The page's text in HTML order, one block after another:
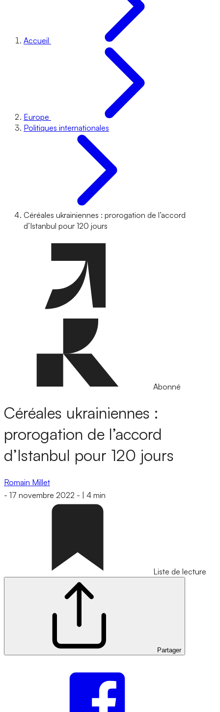
Accueil
Europe
Politiques internationales
Céréales ukrainiennes : prorogation de l’accord
d’Istanbul pour 120 jours
Abonné
Céréales ukrainiennes :
prorogation de l’accord
d’Istanbul pour 120 jours
Romain Millet
- 17 novembre 2022 - 4 min
Liste de lecture
Partager